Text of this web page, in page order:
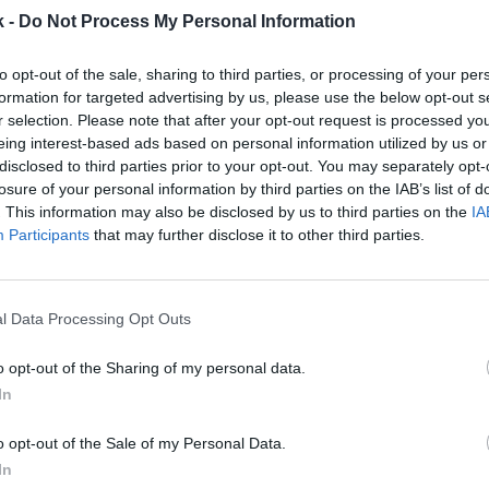
- Do Not Process My Personal Information
opt-out of the sale, sharing to third parties, or processing of your
for targeted advertising by us, please use the below opt-out
selection. Please note that after your opt-out request is processed
interest-based ads based on personal information utilized by us
to third parties prior to your opt-out. You may separately
of your personal information by third parties on the IAB’s list of
This information may also be disclosed by us to third parties on the
Participants that may further disclose it to other third parties.
Data Processing Opt Outs
opt-out of the Sharing of my personal data.
opt-out of the Sale of my Personal Data.
13 de abril de 2023
Guardar Me gusta
de baloncesto viajará a Huelva en 2024. La
ha informado en un comunicado
vez en 17 años que la Copa vuelve a Andalucía.
que lo albergó en 2007.
de la Copa de la Reina, disputada en
de asistencia,con una media de 6.700 personas
histórico de